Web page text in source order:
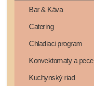
Bar & Káva
Catering
Chladiaci program
Konvektomaty a pece
Kuchynský riad